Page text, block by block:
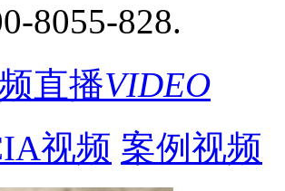
8055-828.
直播VIDEO
视频 案例视频